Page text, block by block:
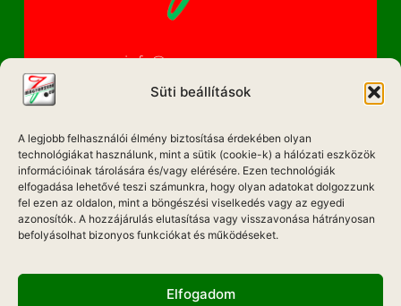
Süti beállítások
A legjobb felhasználói élmény biztosítása érdekében olyan
technológiákat használunk, mint a sütik (cookie-k) a hálózati eszközök
információinak tárolására és/vagy elérésére. Ezen technológiák
elfogadása lehetővé teszi számunkra, hogy olyan adatokat dolgozzunk
fel ezen az oldalon, mint a böngészési viselkedés vagy az egyedi
azonosítók. A hozzájárulás elutasítása vagy visszavonása hátrányosan
befolyásolhat bizonyos funkciókat és működéseket.
Elfogadom
info@magyarzene.eu
IMPRESSZUM
ETIKAI KÓDEX
MÉDIA AJÁNLAT
ADATKEZELÉSI NYILATKOZAT